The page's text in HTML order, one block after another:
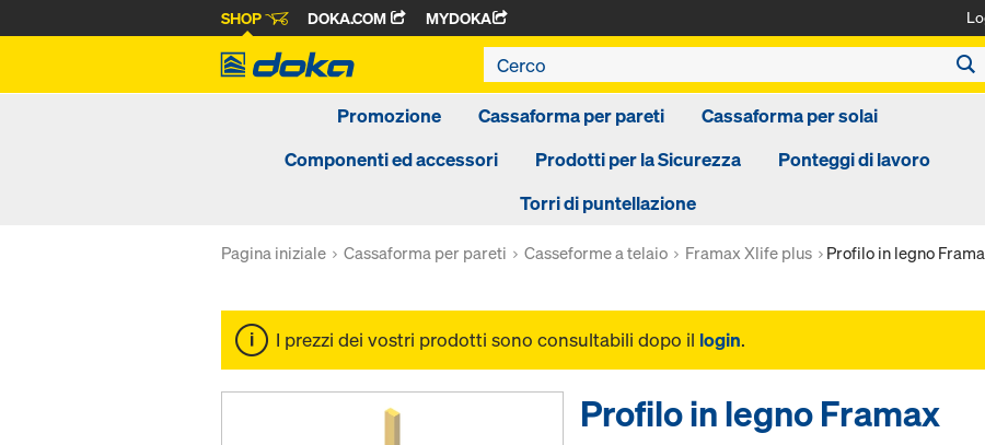
SHOP DOKA.COM MYDOKA
Promozione Cassaforma per pareti
Cassaforma per solai
Componenti ed accessori
Prodotti per la Sicurezza
Ponteggi di lavoro
Torri di puntellazione
Pagina iniziale Cassaforma per pareti Casseforme a telaio Framax Xlife plus Profilo in legno
I prezzi dei vostri prodotti sono consultabili dopo il login.
Profilo in legno Framax